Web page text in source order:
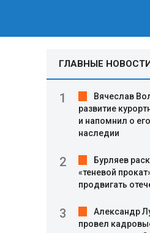
ГЛАВНЫЕ
Вячеслав
развитие
и напомнил о
наследии
Бурляев
«теневой
продвигать
Александр
провел